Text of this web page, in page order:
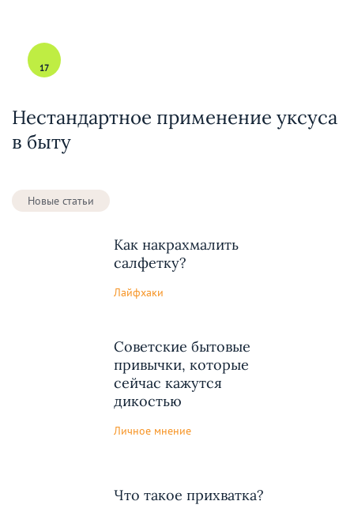
17
Нестандартное применение уксуса
в быту
Новые статьи
Как накрахмалить
салфетку?
Лайфхаки
Советские бытовые
привычки, которые
сейчас кажутся
дикостью
Личное мнение
Что такое прихватка?